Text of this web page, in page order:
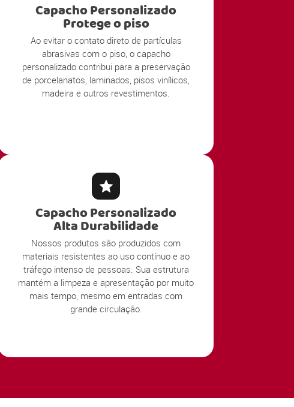
Capacho Personalizado
Protege o piso
Ao evitar o contato direto de partículas
abrasivas com o piso, o capacho
personalizado contribui para a preservação
de porcelanatos, laminados, pisos vinílicos,
madeira e outros revestimentos.
Capacho Personalizado
Alta Durabilidade
Nossos produtos são produzidos com
materiais resistentes ao uso contínuo e ao
tráfego intenso de pessoas. Sua estrutura
mantém a limpeza e apresentação por muito
mais tempo, mesmo em entradas com
grande circulação.